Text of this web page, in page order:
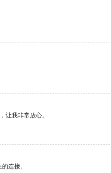
让我非常放心。
连接。